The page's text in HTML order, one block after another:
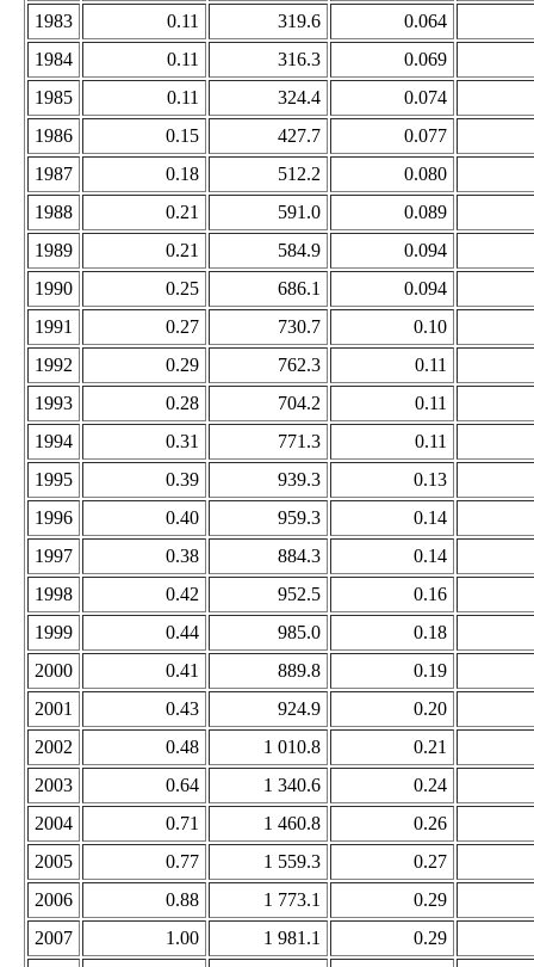
1983
0.11 319.6
0.064
1984
0.11 316.3
0.069
1985
0.11 324.4
0.074
1986
0.15 427.7
0.077
1987
0.18 512.2
0.080
1988
0.21 591.0
0.089
1989
0.21 584.9
0.094
1990
0.25 686.1
0.094
1991
0.27 730.7
0.10
1992
0.29 762.3
0.11
1993
0.28 704.2
0.11
1994
0.31 771.3
0.11
1995
0.39 939.3
0.13
1996
0.40 959.3
0.14
1997
0.38 884.3
0.14
1998
0.42 952.5
0.16
1999
0.44 985.0
0.18
2000
0.41 889.8
0.19
2001
0.43 924.9
0.20
2002
0.48 1 010.8
0.21
2003
0.64 1 340.6
0.24
2004
0.71 1 460.8
0.26
2005
0.77 1 559.3
0.27
2006
0.88 1 773.1
0.29
2007
1.00 1 981.1
0.29